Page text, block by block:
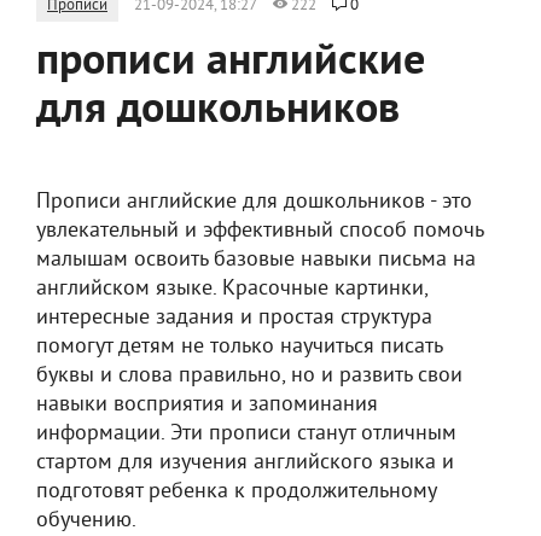
Прописи 21-09-2024, 18:27 222 0
прописи английские
для дошкольников
Прописи английские для дошкольников - это
увлекательный и эффективный способ помочь
малышам освоить базовые навыки письма на
английском языке. Красочные картинки,
интересные задания и простая структура
помогут детям не только научиться писать
буквы и слова правильно, но и развить свои
навыки восприятия и запоминания
информации. Эти прописи станут отличным
стартом для изучения английского языка и
подготовят ребенка к продолжительному
обучению.